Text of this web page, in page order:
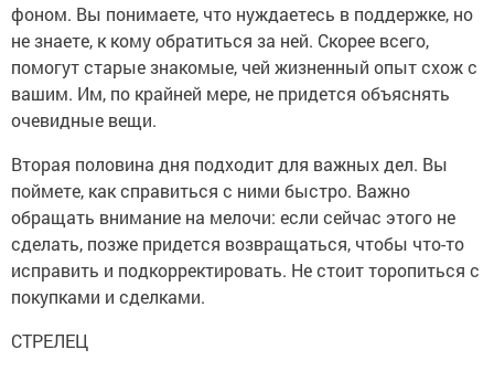
фоном. Вы понимаете, что нуждаетесь в поддержке, но
не знаете, к кому обратиться за ней. Скорее всего,
помогут старые знакомые, чей жизненный опыт схож с
вашим. Им, по крайней мере, не придется объяснять
очевидные вещи.
Вторая половина дня подходит для важных дел. Вы
поймете, как справиться с ними быстро. Важно
обращать внимание на мелочи: если сейчас этого не
сделать, позже придется возвращаться, чтобы что-то
исправить и подкорректировать. Не стоит торопиться с
покупками и сделками.
СТРЕЛЕЦ